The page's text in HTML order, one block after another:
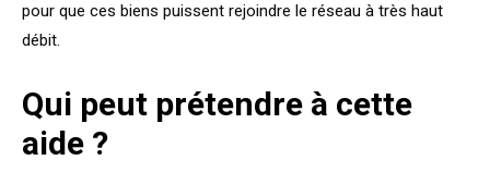
pour que ces biens puissent rejoindre le réseau à très haut
débit.
Qui peut prétendre à cette
aide ?